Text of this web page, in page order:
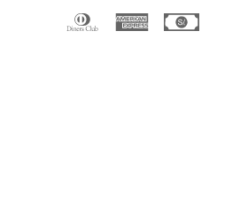
Dinners
American